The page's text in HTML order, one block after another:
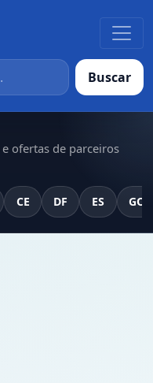
Buscar
ofertas de parceiros
CE DF ES GO